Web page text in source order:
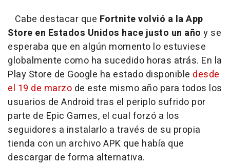
Cabe destacar que Fortnite volvió a la App
Store en Estados Unidos hace justo un año y se
esperaba que en algún momento lo estuviese
globalmente como ha sucedido horas atrás. En la
Play Store de Google ha estado disponible desde
el 19 de marzo de este mismo año para todos los
usuarios de Android tras el periplo sufrido por
parte de Epic Games, el cual forzó a los
seguidores a instalarlo a través de su propia
tienda con un archivo APK que había que
descargar de forma alternativa.